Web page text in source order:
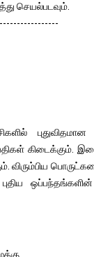
செயல்படவும்.
கிடைக்கும்.
விரும்பிய
புதிய